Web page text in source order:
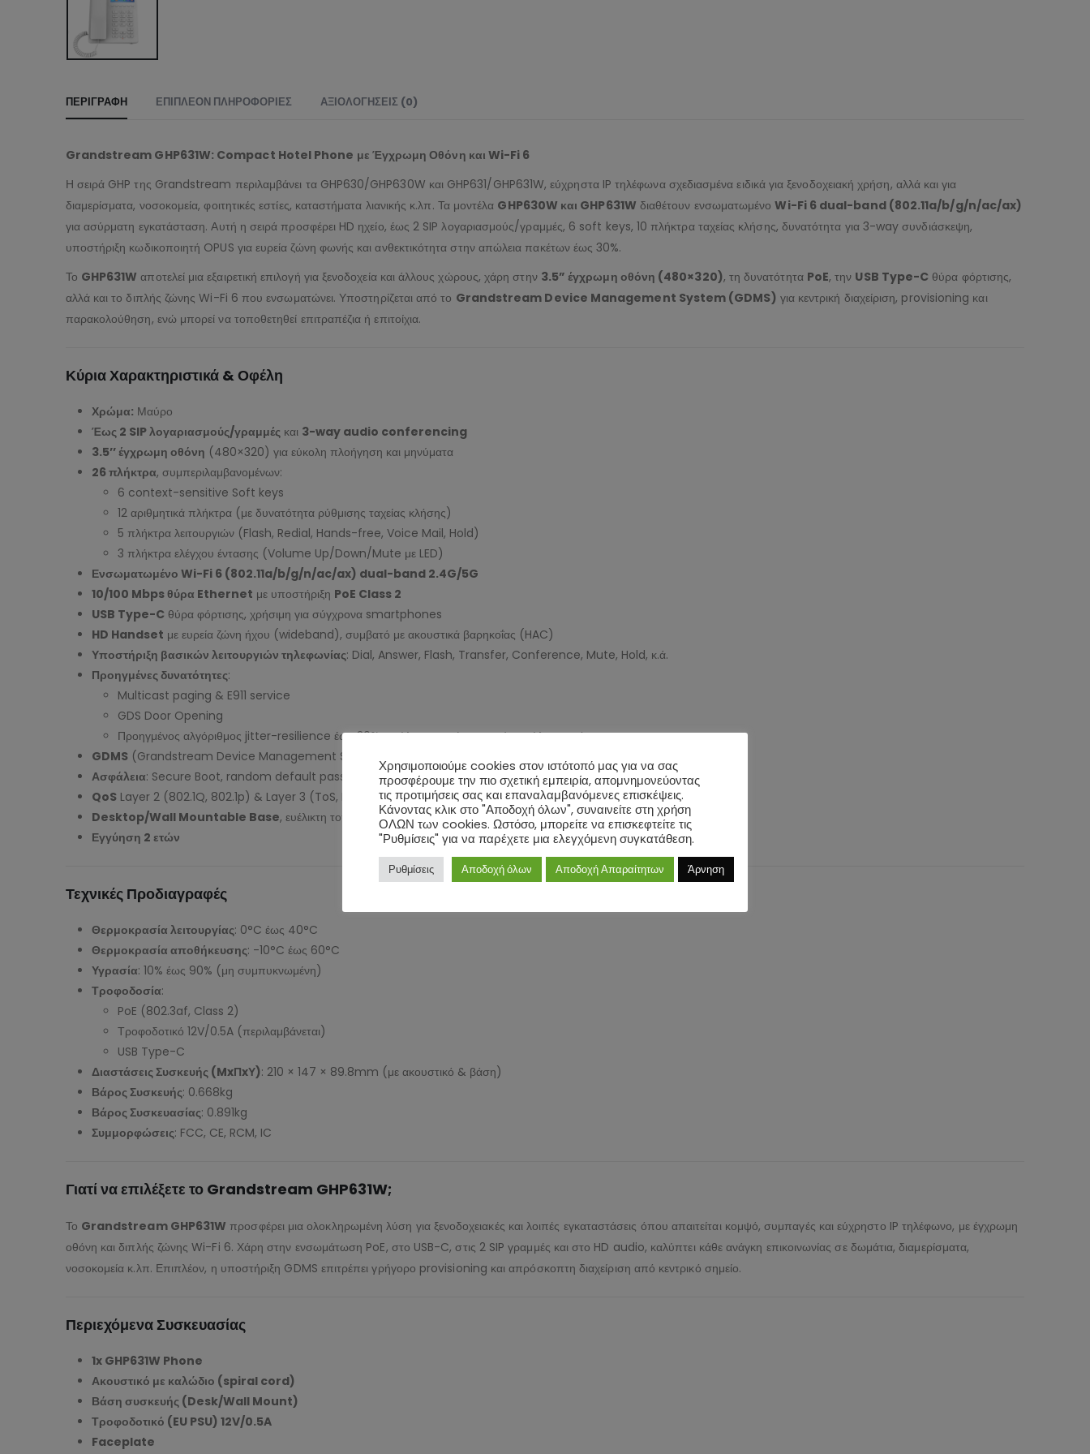
ΠΕΡΙΓΡΑΦΉ ΕΠΙΠΛΈΟΝ ΠΛΗΡΟΦΟΡΊΕΣ ΑΞΙΟΛΟΓΉΣΕΙΣ (0)
Grandstream GHP631W: Compact Hotel Phone με Έγχρωμη Οθόνη και Wi-Fi 6
Η σειρά GHP της Grandstream περιλαμβάνει τα GHP630/GHP630W και GHP631/GHP631W, εύχρηστα IP τηλέφωνα σχεδιασμένα ειδικά για ξενοδοχειακή χρήση, αλλά και για
διαμερίσματα, νοσοκομεία, φοιτητικές εστίες, καταστήματα λιανικής κ.λπ. Τα μοντέλα GHP630W και GHP631W διαθέτουν ενσωματωμένοWi-Fi 6 dual-band (802.11a/b/g/n/ac/ax)
για ασύρματη εγκατάσταση. Αυτή η σειρά προσφέρει HD ηχείο, έως 2 SIP λογαριασμούς/γραμμές, 6 soft keys, 10 πλήκτρα ταχείας κλήσης, δυνατότητα για 3-way συνδιάσκεψη,
υποστήριξη κωδικοποιητή OPUS για ευρεία ζώνη φωνής και ανθεκτικότητα στην απώλεια πακέτων έως 30%.
Το GHP631W αποτελεί μια εξαιρετική επιλογή για ξενοδοχεία και άλλους χώρους, χάρη στην 3.5” έγχρωμη οθόνη (480×320), τη δυνατότητα PoE, την USB Type-C θύρα φόρτισης,
αλλά και το διπλής ζώνης Wi-Fi 6 που ενσωματώνει. Υποστηρίζεται από το Grandstream Device Management System (GDMS) για κεντρική διαχείριση, provisioning και
παρακολούθηση, ενώ μπορεί να τοποθετηθεί επιτραπέζια ή επιτοίχια.
Κύρια Χαρακτηριστικά & Οφέλη
Χρώμα: Μαύρο
Έως 2 SIP λογαριασμούς/γραμμές και 3-way audio conferencing
3.5’’ έγχρωμη οθόνη (480×320) για εύκολη πλοήγηση και μηνύματα
26 πλήκτρα, συμπεριλαμβανομένων:
6 context-sensitive Soft keys
12 αριθμητικά πλήκτρα (με δυνατότητα ρύθμισης ταχείας κλήσης)
5 πλήκτρα λειτουργιών (Flash, Redial, Hands-free, Voice Mail, Hold)
3 πλήκτρα ελέγχου έντασης (Volume Up/Down/Mute με LED)
Ενσωματωμένο Wi-Fi 6 (802.11a/b/g/n/ac/ax) dual-band 2.4G/5G
10/100 Mbps θύρα Ethernet με υποστήριξη PoE Class 2
USB Type-C θύρα φόρτισης, χρήσιμη για σύγχρονα smartphones
HD Handset με ευρεία ζώνη ήχου (wideband), συμβατό με ακουστικά βαρηκοΐας (HAC)
Υποστήριξη βασικών λειτουργιών τηλεφωνίας: Dial, Answer, Flash, Transfer, Conference, Mute, Hold, κ.ά.
Προηγμένες δυνατότητες:
Multicast paging & E911 service
GDS Door Opening
Προηγμένος αλγόριθμος jitter-resilience έως 30% απώλειας πακέτων χωρίς απώλεια ποιότητας
GDMS(Grandstream Device Management System) για online διαχείριση & provisioning
Ασφάλεια: Secure Boot, random default password, SRTP, TLS, 802.1x media access control
QoSLayer 2 (802.1Q, 802.1p) & Layer 3 (ToS, DiffServ, MPLS)
Desktop/Wall Mountable Base, ευέλικτη τοποθέτηση
Εγγύηση 2 ετών
Τεχνικές Προδιαγραφές
Θερμοκρασία λειτουργίας: 0°C έως 40°C
Θερμοκρασία αποθήκευσης: -10°C έως 60°C
Υγρασία: 10% έως 90% (μη συμπυκνωμένη)
Τροφοδοσία:
PoE (802.3af, Class 2)
Τροφοδοτικό 12V/0.5A (περιλαμβάνεται)
USB Type-C
Διαστάσεις Συσκευής (MxΠxΥ): 210 × 147 × 89.8mm (με ακουστικό & βάση)
Βάρος Συσκευής: 0.668kg
Βάρος Συσκευασίας: 0.891kg
Συμμορφώσεις: FCC, CE, RCM, IC
Γιατί να επιλέξετε το Grandstream GHP631W;
Το Grandstream GHP631W προσφέρει μια ολοκληρωμένη λύση για ξενοδοχειακές και λοιπές εγκαταστάσεις όπου απαιτείται κομψό, συμπαγές και εύχρηστο IP τηλέφωνο, με έγχρωμη
οθόνη και διπλής ζώνης Wi-Fi 6. Χάρη στην ενσωμάτωση PoE, στο USB-C, στις 2 SIP γραμμές και στο HD audio, καλύπτει κάθε ανάγκη επικοινωνίας σε δωμάτια, διαμερίσματα,
νοσοκομεία κ.λπ. Επιπλέον, η υποστήριξη GDMS επιτρέπει γρήγορο provisioning και απρόσκοπτη διαχείριση από κεντρικό σημείο.
Περιεχόμενα Συσκευασίας
1x GHP631W Phone
Ακουστικό με καλώδιο (spiral cord)
Βάση συσκευής (Desk/Wall Mount)
Τροφοδοτικό (EU PSU) 12V/0.5A
Faceplate
Χρησιμοποιούμε cookies στον ιστότοπό μας για να σας
προσφέρουμε την πιο σχετική εμπειρία, απομνημονεύοντας
τις προτιμήσεις σας και επαναλαμβανόμενες επισκέψεις.
Κάνοντας κλικ στο "Αποδοχή όλων", συναινείτε στη χρήση
ΟΛΩΝ των cookies. Ωστόσο, μπορείτε να επισκεφτείτε τις
"Ρυθμίσεις" για να παρέχετε μια ελεγχόμενη συγκατάθεση.
Ρυθμίσεις Αποδοχή όλων Αποδοχή Απαραίτητων Άρνηση